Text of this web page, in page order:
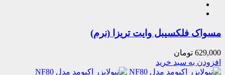
مسواک فلکسیبل وایت تریزا (نرم)
629,000 تومان
افزودن به سبد خرید